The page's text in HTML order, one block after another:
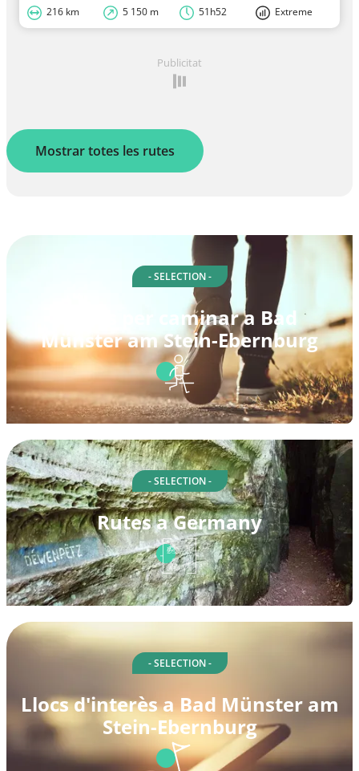
216 km 5 150 m 51h52 Extreme
Publicitat
Mostrar totes les rutes
- SELECTION -
Rutes per caminar a Bad
Münster am Stein-Ebernburg
- SELECTION -
Rutes a Germany
- SELECTION -
Llocs d'interès a Bad Münster am
Stein-Ebernburg